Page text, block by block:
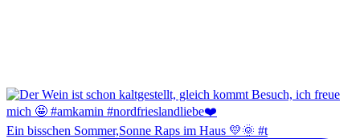
Ein bisschen Sommer,Sonne Raps im Haus 💛🌞 #t